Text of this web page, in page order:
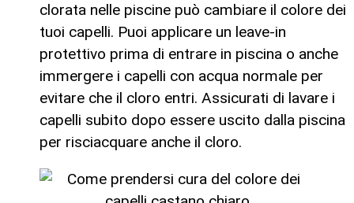
clorata nelle piscine può cambiare il colore dei
tuoi capelli. Puoi applicare un leave-in
protettivo prima di entrare in piscina o anche
immergere i capelli con acqua normale per
evitare che il cloro entri. Assicurati di lavare i
capelli subito dopo essere uscito dalla piscina
per risciacquare anche il cloro.